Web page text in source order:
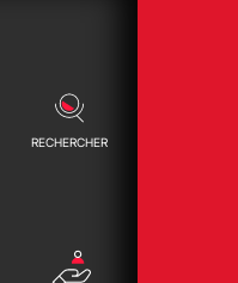
RECHERCHER